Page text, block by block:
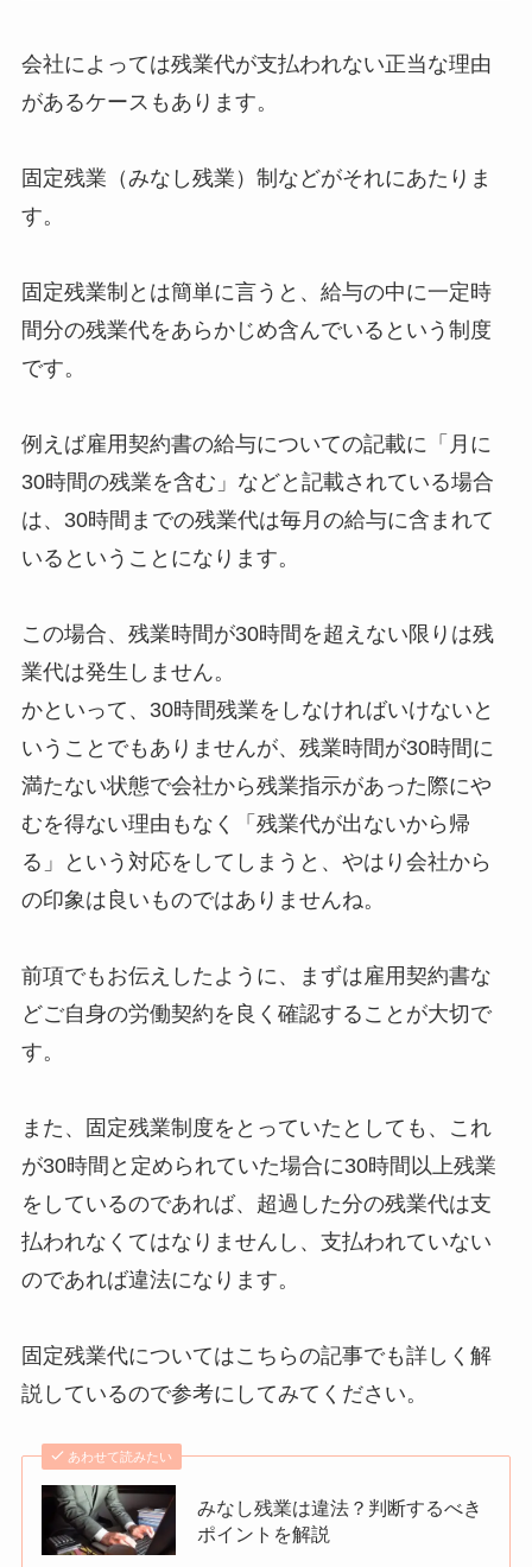
会社によっては残業代が支払われない正当な理由
があるケースもあります。
固定残業（みなし残業）制などがそれにあたりま
す。
固定残業制とは簡単に言うと、給与の中に一定時
間分の残業代をあらかじめ含んでいるという制度
です。
例えば雇用契約書の給与についての記載に「月に
30時間の残業を含む」などと記載されている場合
は、30時間までの残業代は毎月の給与に含まれて
いるということになります。
この場合、残業時間が30時間を超えない限りは残
業代は発生しません。
かといって、30時間残業をしなければいけないと
いうことでもありませんが、残業時間が30時間に
満たない状態で会社から残業指示があった際にや
むを得ない理由もなく「残業代が出ないから帰
る」という対応をしてしまうと、やはり会社から
の印象は良いものではありませんね。
前項でもお伝えしたように、まずは雇用契約書な
どご自身の労働契約を良く確認することが大切で
す。
また、固定残業制度をとっていたとしても、これ
が30時間と定められていた場合に30時間以上残業
をしているのであれば、超過した分の残業代は支
払われなくてはなりませんし、支払われていない
のであれば違法になります。
固定残業代についてはこちらの記事でも詳しく解
説しているので参考にしてみてください。
あわせて読みたい
みなし残業は違法？判断するべき
ポイントを解説